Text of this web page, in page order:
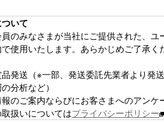
いて
のみなさまが当社にご提供された、
使用いたします。あらかじめご了承く
発送（※一部、発送委託先業者より発
分析など）
のご案内ならびにお客さまへのアンケ
扱いについてはプライバシーポリシー